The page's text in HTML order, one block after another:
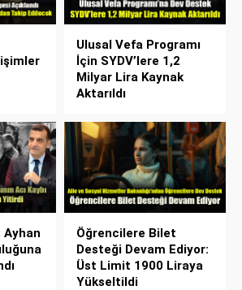
Ulusal Vefa Programı
İçin SYDV’lere 1,2
Milyar Lira Kaynak
Aktarıldı
Ayhan
Öğrencilere Bilet
Desteği Devam Ediyor:
Üst Limit 1900 Liraya
Yükseltildi